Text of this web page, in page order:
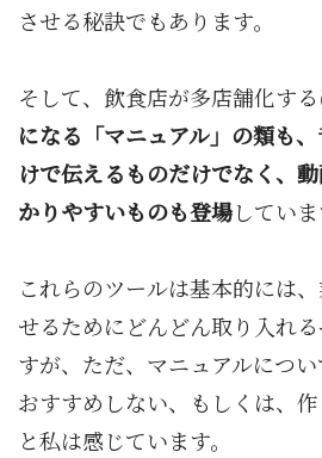
させる秘訣でもあります。
そして、飲食店が多店舗化する
になる「マニュアル」の類も
けで伝えるものだけでなく、
かりやすいものも登場していま
これらのツールは基本的には
せるためにどんどん取り入れ
すが、ただ、マニュアルにつ
おすすめしない、もしくは、
と私は感じています。